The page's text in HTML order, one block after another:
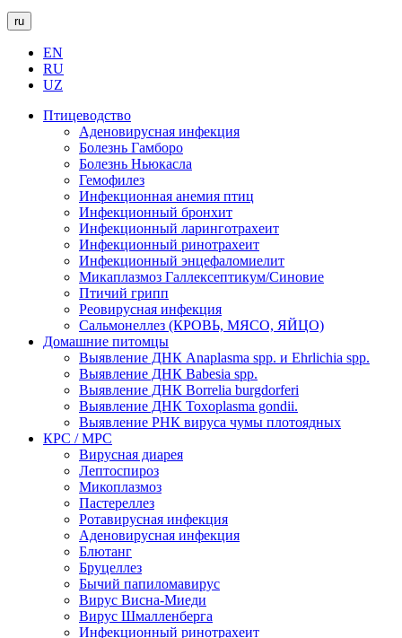
ru
EN
RU
UZ
Птицеводство
Аденовирусная инфекция
Болезнь Гамборо
Болезнь Ньюкасла
Гемофилез
Инфекционная анемия птиц
Инфекционный бронхит
Инфекционный ларинготрахеит
Инфекционный ринотрахеит
Инфекционный энцефаломиелит
Микаплазмоз Галлексептикум/Синовие
Птичий грипп
Реовирусная инфекция
Сальмонеллез (КРОВЬ, МЯСО, ЯЙЦО)
Домашние питомцы
Выявление ДНК Anaplasma spp. и Ehrlichia spp.
Выявление ДНК Babesia spp.
Выявление ДНК Borrelia burgdorferi
Выявление ДНК Toxoplasma gondii.
Выявление РНК вируса чумы плотоядных
КРС / МРС
Вирусная диарея
Лептоспироз
Микоплазмоз
Пастереллез
Ротавирусная инфекция
Аденовирусная инфекция
Блютанг
Бруцеллез
Бычий папиломавирус
Вирус Висна-Миеди
Вирус Шмалленберга
Инфекционный ринотрахеит